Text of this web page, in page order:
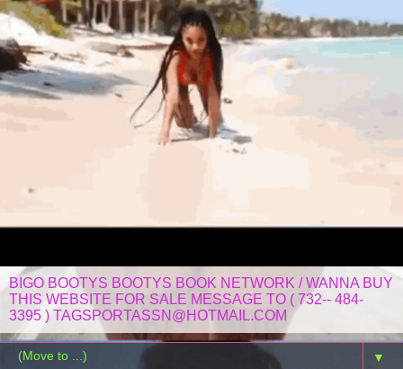
BIGO BOOTYS BOOTYS BOOK NETWORK / WANNA BUY
THIS WEBSITE FOR SALE MESSAGE TO ( 732-- 484-
3395 ) TAGSPORTASSN@HOTMAIL.COM
▼